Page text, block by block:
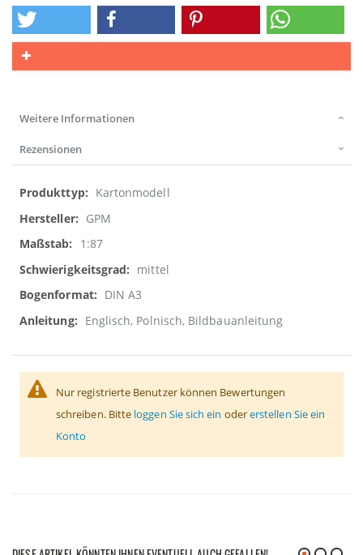
Weitere Informationen
Rezensionen
Weitere
Informationen
Kartonmodell
GPM
1:87
mittel
DIN A3
Englisch, Polnisch, Bildbauanleitung
Nur registrierte Benutzer können Bewertungen
schreiben. Bitte loggen Sie sich ein odererstellen Sie ein
Konto